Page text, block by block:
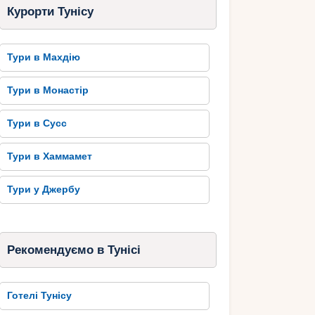
Курорти Тунісу
Тури в Махдію
Тури в Монастір
Тури в Сусс
Тури в Хаммамет
Тури у Джербу
Рекомендуємо в Тунісі
Готелі Тунісу